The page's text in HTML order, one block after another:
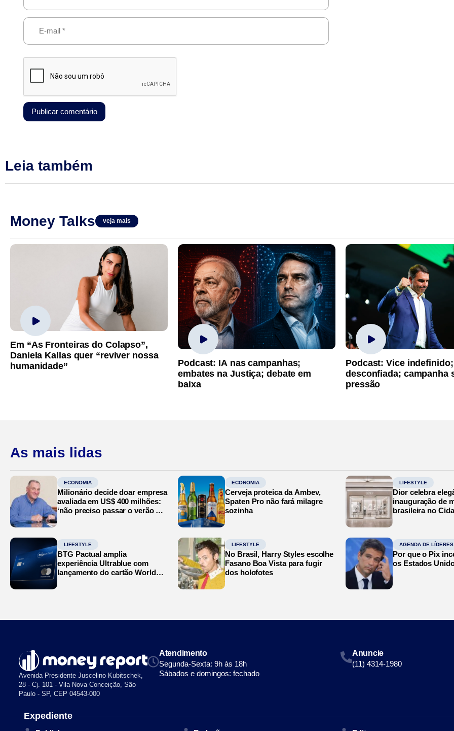
Leia também
Money Talks veja mais
Em “As Fronteiras do Colapso”,
Daniela Kallas quer “reviver nossa
humanidade”
Podcast: IA nas campanhas;
embates na Justiça; debate em
baixa
Podcast: Vice
desconfiada; campanha
pressão
As mais lidas
ECONOMIA
Milionário decide doar empresa
avaliada em US$ 400 milhões:
‘não preciso passar o verão no
ECONOMIA
Cerveja proteica da Ambev,
Spaten Pro não fará milagre
sozinha
LIFESTYLE
Dior celebra
inauguração de
brasileira no
LIFESTYLE
BTG Pactual amplia
experiência Ultrablue com
lançamento do cartão World
LIFESTYLE
No Brasil, Harry Styles escolhe
Fasano Boa Vista para fugir
dos holofotes
AGENDA DE LÍDERES
Por que o Pix
os Estados
Avenida Presidente Juscelino Kubitschek,
28 - Cj. 101 - Vila Nova Conceição, São
Paulo - SP, CEP 04543-000
Atendimento
Segunda-Sexta: 9h às 18h
Sábados e domingos: fechado
Anuncie
(11) 4314-1980
Expediente